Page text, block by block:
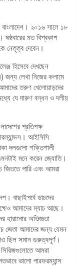
বাংলাদেশ। ২০১৬ সালে ১৮
মত বিশ্বকাপ
নেতৃত্ব দেবেন।
হিসেবে দেখছেন
জন্য লেখা নিজের কলামে
তরুণ খেলোয়াড়দের
যে দারুণ বন্ধন ও দলীয়
প্রতিপক্ষ
আইসিসি
দলগুলো শক্তিশালী
মনে করেন জ্যোতি।
জিততে পারি এবং আমরা
বাছাইপর্বে ডাচদের
আমাদের ম্যাচ আছে।
হারানোর অভিজ্ঞতা
জেতা আমাদের জন্য যেমন
ছিল সমান গুরুত্বপূর্ণ।
সিরিজগুলোতে আমরা
ভালো পারফরম্যান্স